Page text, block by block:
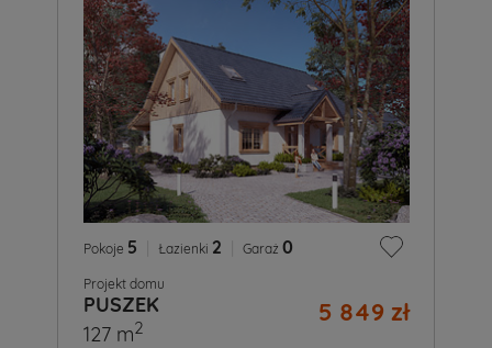
Pokoje 5 Łazienki 2 Garaż 0
Projekt domu
PUSZEK 5 849 zł
127 m2